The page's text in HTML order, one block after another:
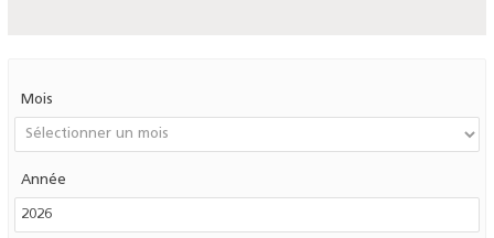
Mois
Année